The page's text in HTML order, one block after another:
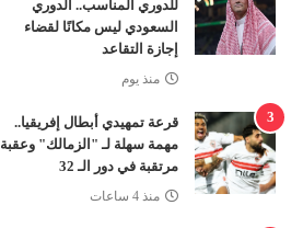
للدوري المناسب.. الدوري
السعودي ليس مكانًا لقضاء
إجازة التقاعد
منذ يوم
3
قرعة تمهيدي أبطال إفريقيا..
مهمة سهلة لـ "الزمالك" وعقبة
مرتقبة في دور الـ 32
منذ 4 ساعات